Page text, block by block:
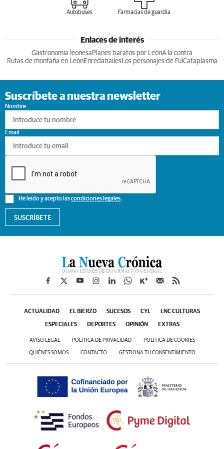
Autobuses Farmacias de guardia
Enlaces de interés
Gastronomia leonesa Planes baratos por LeónA la contra
Rutas de montaña en LeónEnredabailesLos personajes de Ful Cataplasma
Suscríbete a nuestra newsletter
Nombre
He leído y acepto lascondiciones legales.
Email
SUSCRÍBETE
ACTUALIDAD EL BIERZO SUCESOS CYL LNC CULTURAS
ESPECIALES DEPORTES OPINIÓN EXTRAS
AVISO LEGAL POLÍTICA DE PRIVACIDAD POLÍTICA DE COOKIES
QUIÉNES SOMOS CONTACTO GESTIONA TU CONSENTIMIENTO